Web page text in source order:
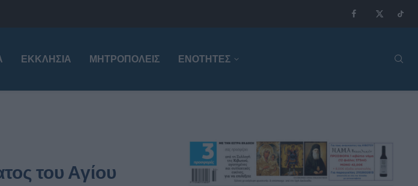
ΕΚΚΛΗΣΊΑ ΜΗΤΡΟΠΌΛΕΙΣ ΕΝΟΤΗΤΕΣ
του Αγίου